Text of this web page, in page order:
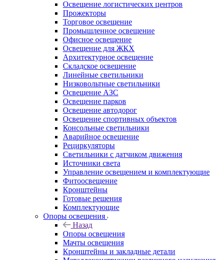
Освещение логистических центров
Прожекторы
Торговое освещение
Промышленное освещение
Офисное освещение
Освещение для ЖКХ
Архитектурное освещение
Складское освещение
Линейные светильники
Низковольтные светильники
Освещение АЗС
Освещение парков
Освещение автодорог
Освещение спортивных объектов
Консольные светильники
Аварийное освещение
Рециркуляторы
Светильники с датчиком движения
Источники света
Управление освещением и комплектующие
Фитоосвещение
Кронштейны
Готовые решения
Комплектующие
Опоры освещения
Назад
Опоры освещения
Мачты освещения
Кронштейны и закладные детали